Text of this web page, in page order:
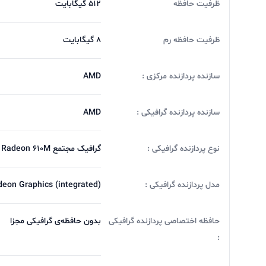
ظرفیت حافظه 512 گیگابایت
ظرفیت حافظه رم 8 گیگابایت
سازنده پردازنده مرکزی : AMD
سازنده پردازنده گرافیکی : AMD
نوع پردازنده گرافیکی : گرافیک مجتمع Radeon ۶۱۰M
مدل پردازنده گرافیکی : Graphics (integrated)
حافظه اختصاصی پردازنده گرافیکی
:
بدون حافظه‌ی گرافیکی مجزا